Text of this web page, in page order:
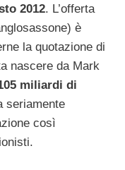
2012. L’offerta
è
la quotazione di
nascere da Mark
miliardi di
seriamente
così